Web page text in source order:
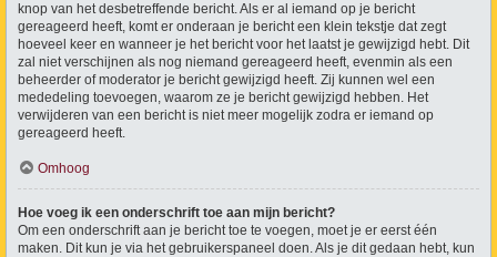
knop van het desbetreffende bericht. Als er al iemand op je bericht
gereageerd heeft, komt er onderaan je bericht een klein tekstje dat zegt
hoeveel keer en wanneer je het bericht voor het laatst je gewijzigd hebt. Dit
zal niet verschijnen als nog niemand gereageerd heeft, evenmin als een
beheerder of moderator je bericht gewijzigd heeft. Zij kunnen wel een
mededeling toevoegen, waarom ze je bericht gewijzigd hebben. Het
verwijderen van een bericht is niet meer mogelijk zodra er iemand op
gereageerd heeft.
Omhoog
Hoe voeg ik een onderschrift toe aan mijn bericht?
Om een onderschrift aan je bericht toe te voegen, moet je er eerst één
maken. Dit kun je via het gebruikerspaneel doen. Als je dit gedaan hebt, kun